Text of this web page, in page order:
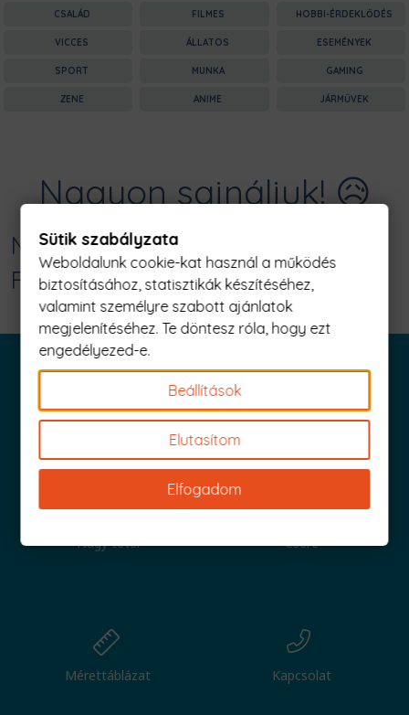
CSALÁD FILMES HOBBI-ÉRDEKLŐDÉS
VICCES ÁLLATOS ESEMÉNYEK
SPORT MUNKA GAMING
ZENE ANIME JÁRMŰVEK
Nagyon sajnáljuk! 😥
Nincs találat erre: "scarif trooper
Férfi Póló"
Iratkozz fel és küldjük is az 1000 Ft értékű kuponod!
Nagy tétel Csere
Mérettáblázat Kapcsolat
Sütik szabályzata
Weboldalunk cookie-kat használ a működés
biztosításához, statisztikák készítéséhez,
valamint személyre szabott ajánlatok
megjelenítéséhez. Te döntesz róla, hogy ezt
engedélyezed-e.
Beállítások
Elutasítom
Elfogadom